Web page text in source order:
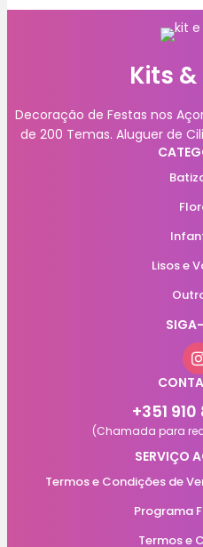
Kits
Decoração de Festas nos
de 200 Temas. Aluguer de
Lisos e
+351
(Chamada para
SERVIÇO
Termos e Condições de
Programa
Termos e